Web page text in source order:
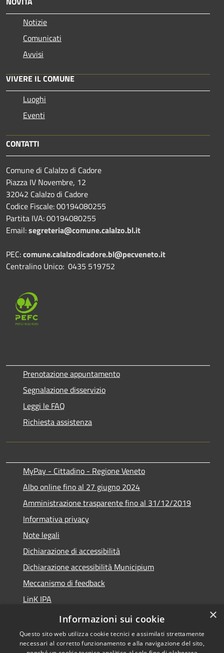
Notizie
Comunicati
Avvisi
VIVERE IL COMUNE
Luoghi
Eventi
CONTATTI
Comune di Calalzo di Cadore
Piazza IV Novembre, 12
32042 Calalzo di Cadore
Codice Fiscale: 00194080255
Partita IVA: 00194080255
Email:segreteria@comune.calalzo.bl.it
PEC:comune.calalzodicadore.bl@pecveneto.it
Centralino Unico: 0435 519752
Prenotazione appuntamento
Segnalazione disservizio
Leggi le FAQ
Richiesta assistenza
MyPay - Cittadino - Regione Veneto
Albo online fino al 27 giugno 2024
Amministrazione trasparente fino al 31/12/2019
Informativa privacy
Note legali
Dichiarazione di accessibilità
Dichiarazione accessibilità Municipium
Meccanismo di feedback
LinK IPA
Social media policy
×
Informazioni sui cookie
Questo sito web utilizza cookie tecnici e assimilati strettamente
necessari al corretto funzionamento e alla navigazione del sito,